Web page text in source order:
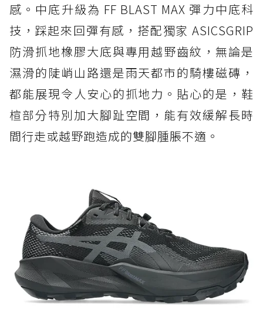
感。中底升級為 FF BLAST MAX 彈力中底科
技，踩起來回彈有感，搭配獨家 ASICSGRIP
防滑抓地橡膠大底與專用越野齒紋，無論是
濕滑的陡峭山路還是雨天都市的騎樓磁磚，
都能展現令人安心的抓地力。貼心的是，鞋
楦部分特別加大腳趾空間，能有效緩解長時
間行走或越野跑造成的雙腳腫脹不適。